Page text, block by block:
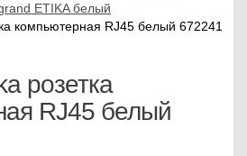
ETIKA белый
компьютерная RJ45 белый 672241
розетка
RJ45 белый